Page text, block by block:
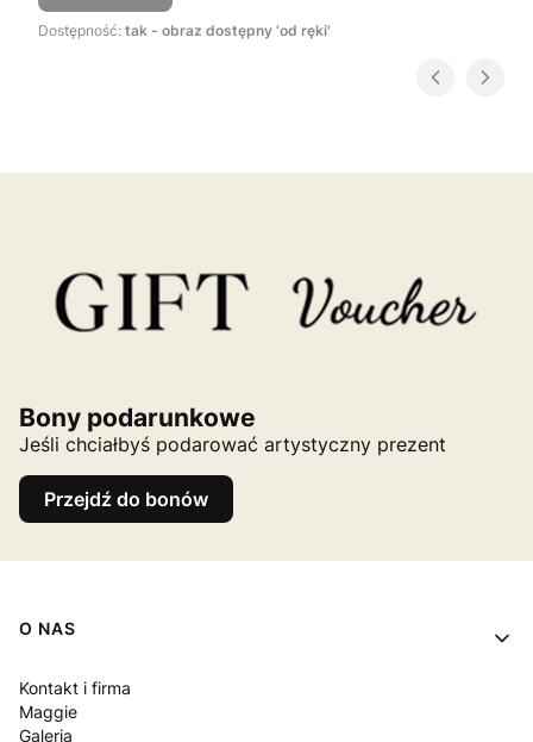
Dostępność: tak - obraz dostępny 'od ręki'
Bony podarunkowe
Jeśli chciałbyś podarować artystyczny prezent
Przejdź do bonów
Linki w stopce
O NAS
Kontakt i firma
Maggie
Galeria